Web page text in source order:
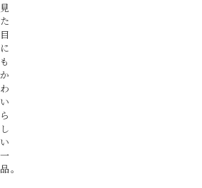
見
た
目
に
も
か
わ
い
ら
し
い
一
品。